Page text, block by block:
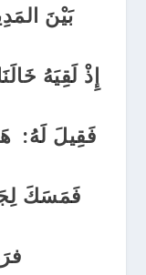
بَيْنَ
إِذْ لَقِيَهُ
فَقِيلَ لَهُ:
فَمَسَكَ